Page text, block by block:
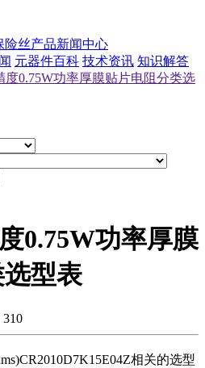
元器件百科 技术资讯 知识解答
度0.75W功率厚膜贴片电阻分类选
0.75W功率厚膜
型表
相关的选型